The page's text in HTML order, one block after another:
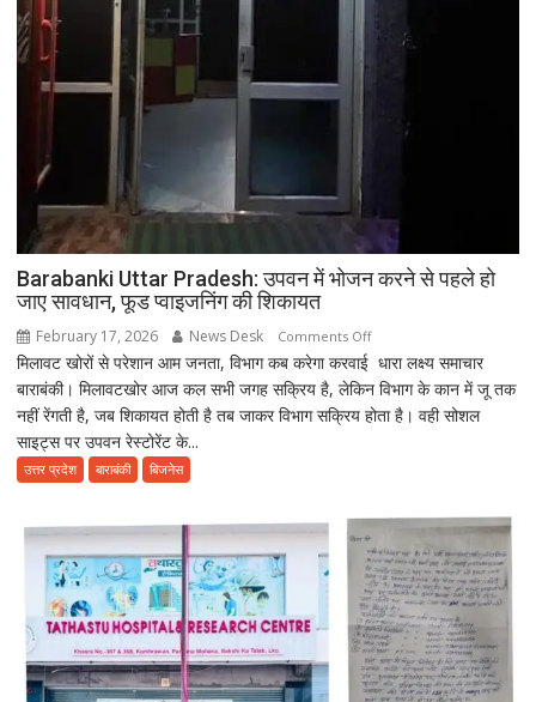
Barabanki Uttar Pradesh: उपवन में भोजन करने से पहले हो
जाए सावधान, फूड प्वाइजनिंग की शिकायत
February 17, 2026 News Desk Comments Offon
Barabanki
Uttar
Pradesh:
करने
से
पहले
हो
जाए
सावधान,
फूड
मिलावट खोरों से परेशान आम जनता, विभाग कब करेगा करवाई धारा लक्ष्य समाचार
बाराबंकी। मिलावटखोर आज कल सभी जगह सक्रिय है, लेकिन विभाग के कान में जू तक
नहीं रेंगती है, जब शिकायत होती है तब जाकर विभाग सक्रिय होता है। वही सोशल
साइट्स पर उपवन रेस्टोरेंट के...
उत्तर प्रदेश बाराबंकी बिजनेस